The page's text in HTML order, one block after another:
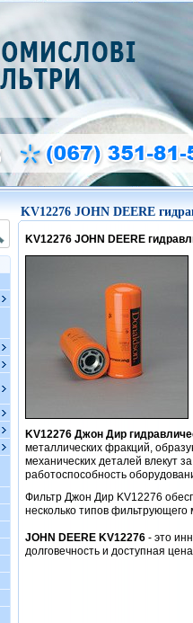
KV12276 JOHN DEERE
KV12276 JOHN DEERE
KV12276 Джон Дир
металлических фракций,
механических деталей влекут
работоспособность
Фильтр Джон Дир KV12276
несколько типов фильтрующего
JOHN DEERE KV12276- это
долговечность и доступная